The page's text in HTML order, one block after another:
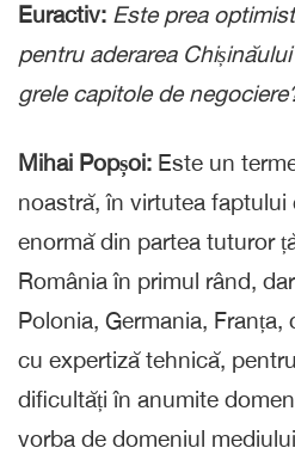
Euractiv: Este prea
pentru aderarea
grele capitole de
Mihai Popșoi: Este un
noastră, în virtutea
enormă din partea tuturor
România în primul rând,
Polonia, Germania, Franța,
cu expertiză tehnică,
dificultăți în anumite
vorba de domeniul